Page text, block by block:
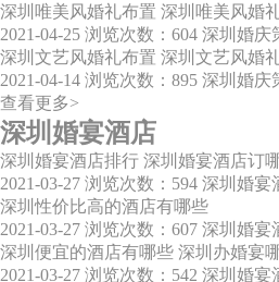
深圳唯美风婚礼布置 深圳唯美风婚
2021-04-25 浏览次数：604 深圳婚庆
深圳文艺风婚礼布置 深圳文艺风婚
2021-04-14 浏览次数：895 深圳婚庆
查看更多>
深圳婚宴酒店
深圳婚宴酒店排行 深圳婚宴酒店订
2021-03-27 浏览次数：594 深圳婚宴
深圳性价比高的酒店有哪些
2021-03-27 浏览次数：607 深圳婚宴
深圳便宜的酒店有哪些 深圳办婚宴
2021-03-27 浏览次数：542 深圳婚宴